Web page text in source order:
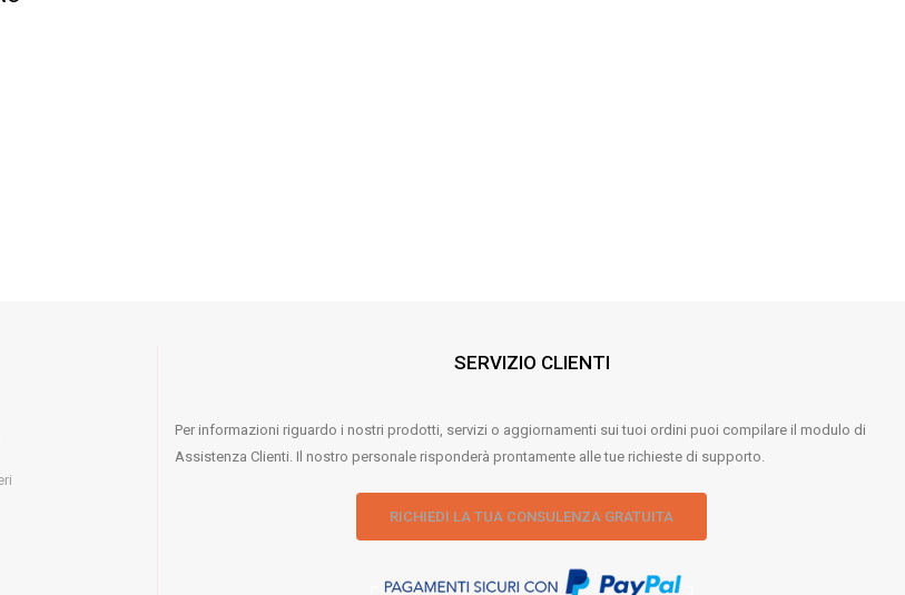
SERVIZIO CLIENTI
Per informazioni riguardo i nostri prodotti, servizi o aggiornamenti sui tuoi ordini puoi compilare il modulo di
Assistenza Clienti. Il nostro personale risponderà prontamente alle tue richieste di supporto.
RICHIEDI LA TUA CONSULENZA GRATUITA